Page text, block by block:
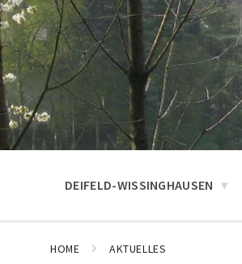
DEIFELD-WISSINGHAUSEN
HOME AKTUELLES